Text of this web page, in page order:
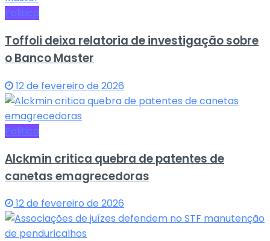
Politica
Toffoli deixa relatoria de investigação sobre
o Banco Master
12 de fevereiro de 2026
Politica
Alckmin critica quebra de patentes de
canetas emagrecedoras
12 de fevereiro de 2026